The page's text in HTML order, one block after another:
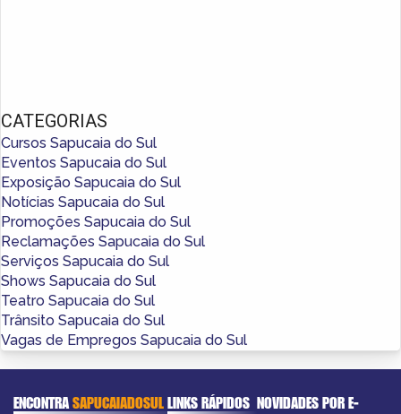
CATEGORIAS
Cursos Sapucaia do Sul
Eventos Sapucaia do Sul
Exposição Sapucaia do Sul
Notícias Sapucaia do Sul
Promoções Sapucaia do Sul
Reclamações Sapucaia do Sul
Serviços Sapucaia do Sul
Shows Sapucaia do Sul
Teatro Sapucaia do Sul
Trânsito Sapucaia do Sul
Vagas de Empregos Sapucaia do Sul
ENCONTRASAPUCAIADOSULLINKS RÁPIDOS NOVIDADES POR E-